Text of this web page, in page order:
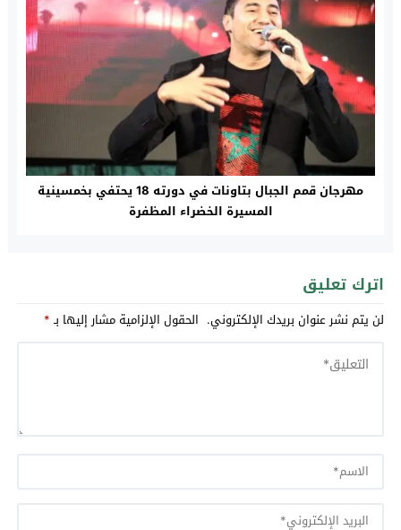
مهرجان قمم الجبال بتاونات في دورته 18 يحتفي بخمسينية
المسيرة الخضراء المظفرة‎
اترك تعليق
لن يتم نشر عنوان بريدك الإلكتروني. الحقول الإلزامية مشار إليها بـ*